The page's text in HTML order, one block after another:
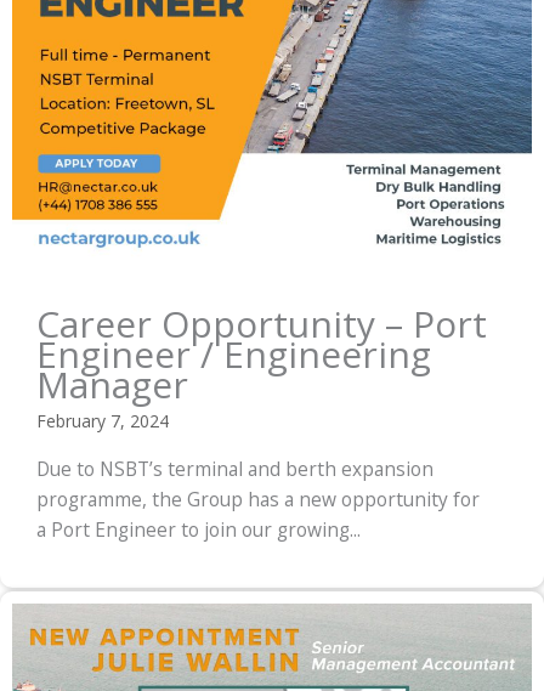
Career Opportunity – Port
Engineer / Engineering
Manager
February 7, 2024
Due to NSBT’s terminal and berth expansion
programme, the Group has a new opportunity for
a Port Engineer to join our growing...